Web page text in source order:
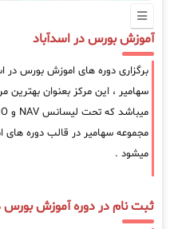
آموزش بورس در اسدآباد
برگزاری دوره های اموزش بورس
سهامیر ، این مرکز بعنوان بهترین
مجموعه سهامیر در قالب دوره های
میشود .
ثبت نام در دوره آموزش بورس